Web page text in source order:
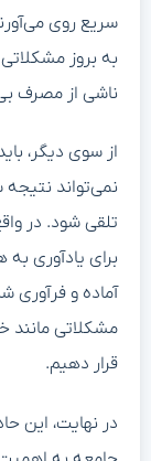
سریع روی
به بروز
ناشی از مصرف
از سوی دیگر،
نمی‌تواند
تلقی شود. در
برای یادآوری
آماده و
مشکلاتی مانند
قرار دهیم.
در نهایت، این